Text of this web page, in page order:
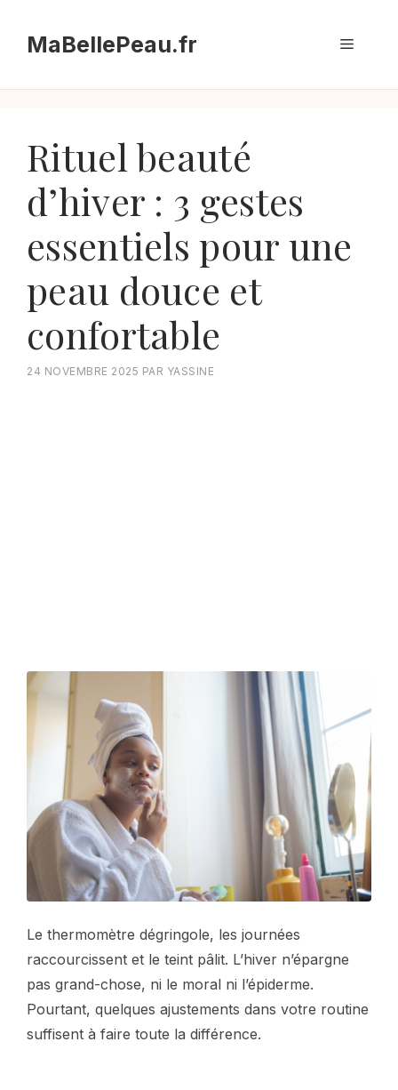
contenuMaBellePeau.fr Menu
Rituel beauté
d’hiver : 3 gestes
essentiels pour une
peau douce et
confortable
24 NOVEMBRE 2025 PAR YASSINE
Le thermomètre dégringole, les journées
raccourcissent et le teint pâlit. L’hiver n’épargne
pas grand-chose, ni le moral ni l’épiderme.
Pourtant, quelques ajustements dans votre routine
suffisent à faire toute la différence.